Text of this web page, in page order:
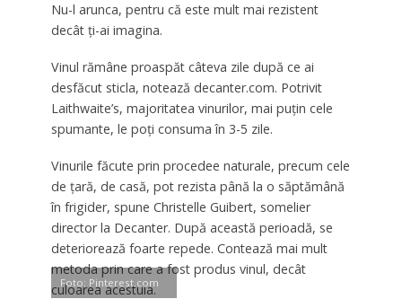
Nu-l arunca, pentru că este mult mai rezistent
decât ţi-ai imagina.
Vinul rămâne proaspăt câteva zile după ce ai
desfăcut sticla, notează decanter.com. Potrivit
Laithwaite’s, majoritatea vinurilor, mai puţin cele
spumante, le poţi consuma în 3-5 zile.
Vinurile făcute prin procedee naturale, precum cele
de ţară, de casă, pot rezista până la o săptămână
în frigider, spune Christelle Guibert, somelier
director la Decanter. După această perioadă, se
deteriorează foarte repede. Contează mai mult
metoda prin care a fost produs vinul, decât
culoarea acestuia.
Foto: Pinterest.com